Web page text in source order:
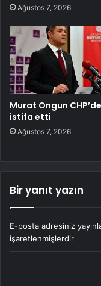
Ağustos 7, 2026
Murat Ongun
istifa etti
Ağustos 7, 2026
Bir yanıt yazın
E-posta adresiniz
işaretlenmişlerdir